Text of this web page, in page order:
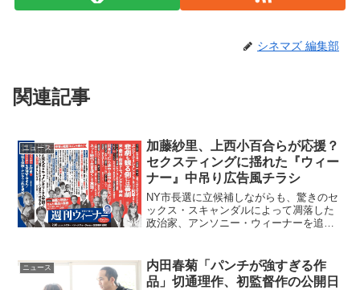
シネマズ 編集部
関連記事
ニュース
加藤紗里、上西小百合らが応援？
セクスティングに揺れた『ウィー
ナー』中吊り広告風チラシ
NY市長選に立候補しながらも、驚きのセ
ックス・スキャンダルによって凋落した
政治家、アンソニー・ウィーナーを追っ
風チラシデザインが解禁となった。映画
『ウィーナー 懲りな...
ニュース
内田春菊「パンチが強すぎる作
品」切通理作、初監督作の公開日